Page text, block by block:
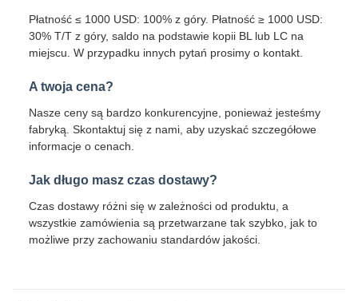
Płatność ≤ 1000 USD: 100% z góry. Płatność ≥ 1000 USD:
30% T/T z góry, saldo na podstawie kopii BL lub LC na
miejscu. W przypadku innych pytań prosimy o kontakt.
A twoja cena?
Nasze ceny są bardzo konkurencyjne, ponieważ jesteśmy
fabryką. Skontaktuj się z nami, aby uzyskać szczegółowe
informacje o cenach.
Jak długo masz czas dostawy?
Czas dostawy różni się w zależności od produktu, a
wszystkie zamówienia są przetwarzane tak szybko, jak to
możliwe przy zachowaniu standardów jakości.